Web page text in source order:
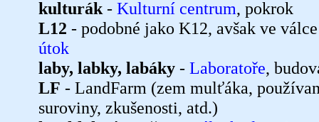
kulturák - Kulturní centrum, pokrok
L12 - podobné jako K12, avšak ve
útok
laby, labky, labáky - Laboratoře,
LF - LandFarm (zem mulťáka,
suroviny, zkušenosti, atd.)